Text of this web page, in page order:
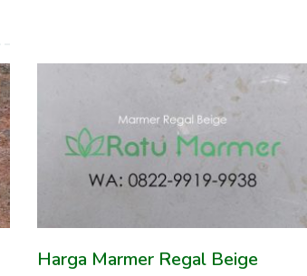
Harga Marmer Regal Beige